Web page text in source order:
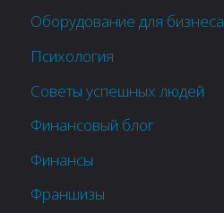
Оборудование для бизнеса
Психология
Советы успешных людей
Финансовый блог
Финансы
Франшизы